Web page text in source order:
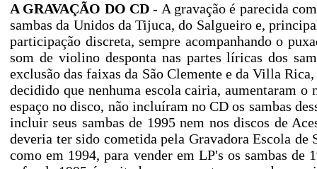
A GRAVAÇÃO DO CD - A gravação é parecida
sambas da Unidos da Tijuca, do Salgueiro e,
participação discreta, sempre acompanhando o
som de violino desponta nas partes líricas dos
exclusão das faixas da São Clemente e da Villa
decidido que nenhuma escola cairia, aumentaram
espaço no disco, não incluíram no CD os sambas
incluir seus sambas de 1995 nem nos discos de
deveria ter sido cometida pela Gravadora Escola
como em 1994, para vender em LP's os sambas